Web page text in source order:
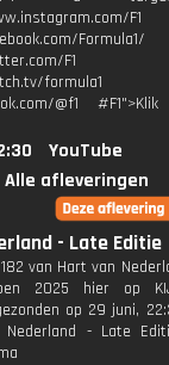
F1
Formula1/
F1
formula1
@f1
YouTube
Alle afleveringen
- Late Editie
van Hart van
2025 hier op
op 29 juni,
Nederland - Late